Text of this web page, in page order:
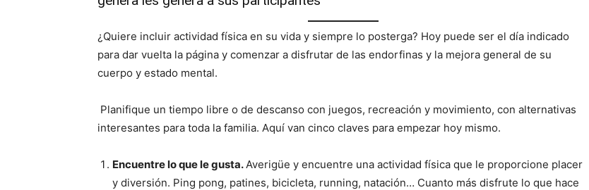
¿Quiere incluir actividad física en su vida y siempre lo posterga? Hoy puede ser el día indicado
para dar vuelta la página y comenzar a disfrutar de las endorfinas y la mejora general de su
cuerpo y estado mental.
Planifique un tiempo libre o de descanso con juegos, recreación y movimiento, con alternativas
interesantes para toda la familia. Aquí van cinco claves para empezar hoy mismo.
Encuentre lo que le gusta. Averigüe y encuentre una actividad física que le proporcione placer
y diversión. Ping pong, patines, bicicleta, running, natación… Cuanto más disfrute lo que hace